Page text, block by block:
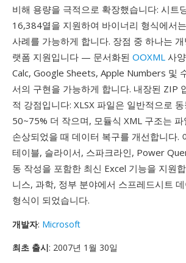
비해 용량을 극적으로 확장했습니다: 시트
16,384열을 지원하여 바이너리 형식에서
사례를 가능하게 합니다. 장점 중 하나는
랫폼 지원입니다 — 문서화된 OOXML 사
Calc, Google Sheets, Apple Numbers 및
서의 구현을 가능하게 합니다. 내장된 ZIP
적 강점입니다: XLSX 파일은 일반적으로
50~75% 더 작으며, 모듈식 XML 구조는
손상되었을 때 데이터 복구를 개선합니다.
테이블, 슬라이서, 스파크라인, Power
동 작성을 포함한 최신 Excel 기능을 지원
니스, 과학, 정부 분야에서 스프레드시트
형식이 되었습니다.
개발자: Microsoft
최초 출시: 2007년 1월 30일